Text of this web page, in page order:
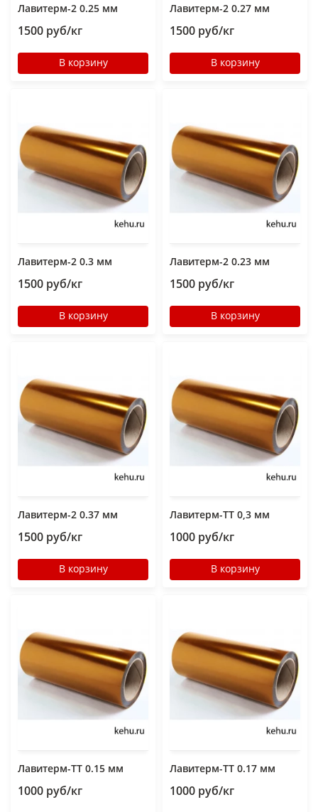
Лавитерм-2 0.25 мм
1500 руб/кг
В корзину
Лавитерм-2 0.27 мм
1500 руб/кг
В корзину
Лавитерм-2 0.3 мм
1500 руб/кг
В корзину
Лавитерм-2 0.23 мм
1500 руб/кг
В корзину
Лавитерм-2 0.37 мм
1500 руб/кг
В корзину
Лавитерм-ТТ 0,3 мм
1000 руб/кг
В корзину
Лавитерм-ТТ 0.15 мм
1000 руб/кг
Лавитерм-ТТ 0.17 мм
1000 руб/кг